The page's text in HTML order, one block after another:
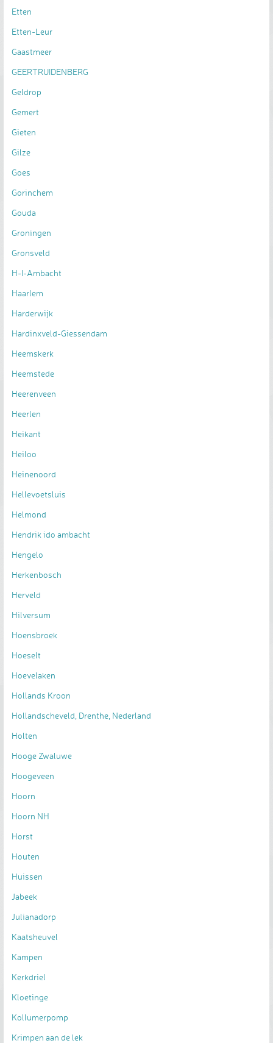
Etten
Etten-Leur
Gaastmeer
GEERTRUIDENBERG
Geldrop
Gemert
Gieten
Gilze
Goes
Gorinchem
Gouda
Groningen
Gronsveld
H-I-Ambacht
Haarlem
Harderwijk
Hardinxveld-Giessendam
Heemskerk
Heemstede
Heerenveen
Heerlen
Heikant
Heiloo
Heinenoord
Hellevoetsluis
Helmond
Hendrik ido ambacht
Hengelo
Herkenbosch
Herveld
Hilversum
Hoensbroek
Hoeselt
Hoevelaken
Hollands Kroon
Hollandscheveld, Drenthe, Nederland
Holten
Hooge Zwaluwe
Hoogeveen
Hoorn
Hoorn NH
Horst
Houten
Huissen
Jabeek
Julianadorp
Kaatsheuvel
Kampen
Kerkdriel
Kloetinge
Kollumerpomp
Krimpen aan de lek